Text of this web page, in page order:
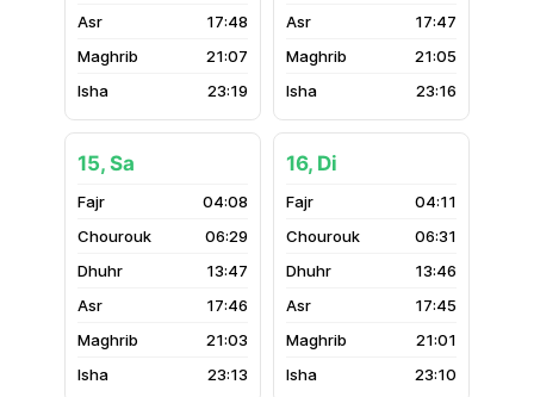
17:48
21:07
23:19
17:47
21:05
23:16
15, Sa
04:08
06:29
13:47
17:46
21:03
23:13
16, Di
04:11
06:31
13:46
17:45
21:01
23:10